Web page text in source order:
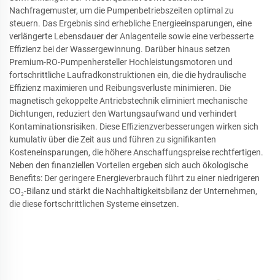
Nachfragemuster, um die Pumpenbetriebszeiten optimal zu
steuern. Das Ergebnis sind erhebliche Energieeinsparungen, eine
verlängerte Lebensdauer der Anlagenteile sowie eine verbesserte
Effizienz bei der Wassergewinnung. Darüber hinaus setzen
Premium-RO-Pumpenhersteller Hochleistungsmotoren und
fortschrittliche Laufradkonstruktionen ein, die die hydraulische
Effizienz maximieren und Reibungsverluste minimieren. Die
magnetisch gekoppelte Antriebstechnik eliminiert mechanische
Dichtungen, reduziert den Wartungsaufwand und verhindert
Kontaminationsrisiken. Diese Effizienzverbesserungen wirken sich
kumulativ über die Zeit aus und führen zu signifikanten
Kosteneinsparungen, die höhere Anschaffungspreise rechtfertigen.
Neben den finanziellen Vorteilen ergeben sich auch ökologische
Benefits: Der geringere Energieverbrauch führt zu einer niedrigeren
CO₂-Bilanz und stärkt die Nachhaltigkeitsbilanz der Unternehmen,
die diese fortschrittlichen Systeme einsetzen.